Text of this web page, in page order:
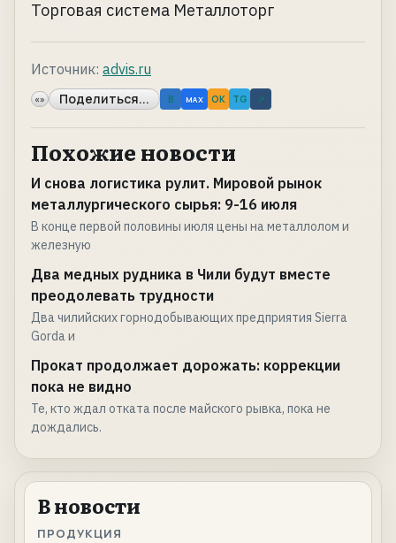
Торговая система Металлоторг
Источник: advis.ru
«» Поделиться... B MAX OK TG ↗
Похожие новости
И снова логистика рулит. Мировой рынок
металлургического сырья: 9-16 июля
В конце первой половины июля цены на металлолом и
железную
Два медных рудника в Чили будут вместе
преодолевать трудности
Два чилийских горнодобывающих предприятия Sierra
Gorda и
Прокат продолжает дорожать: коррекции
пока не видно
Те, кто ждал отката после майского рывка, пока не
дождались.
В новости
ПРОДУКЦИЯ